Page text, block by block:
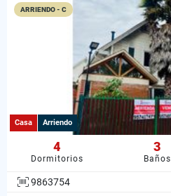
ARRIENDO - C
Casa Arriendo
4
Dormitorios
3
Baños
9863754